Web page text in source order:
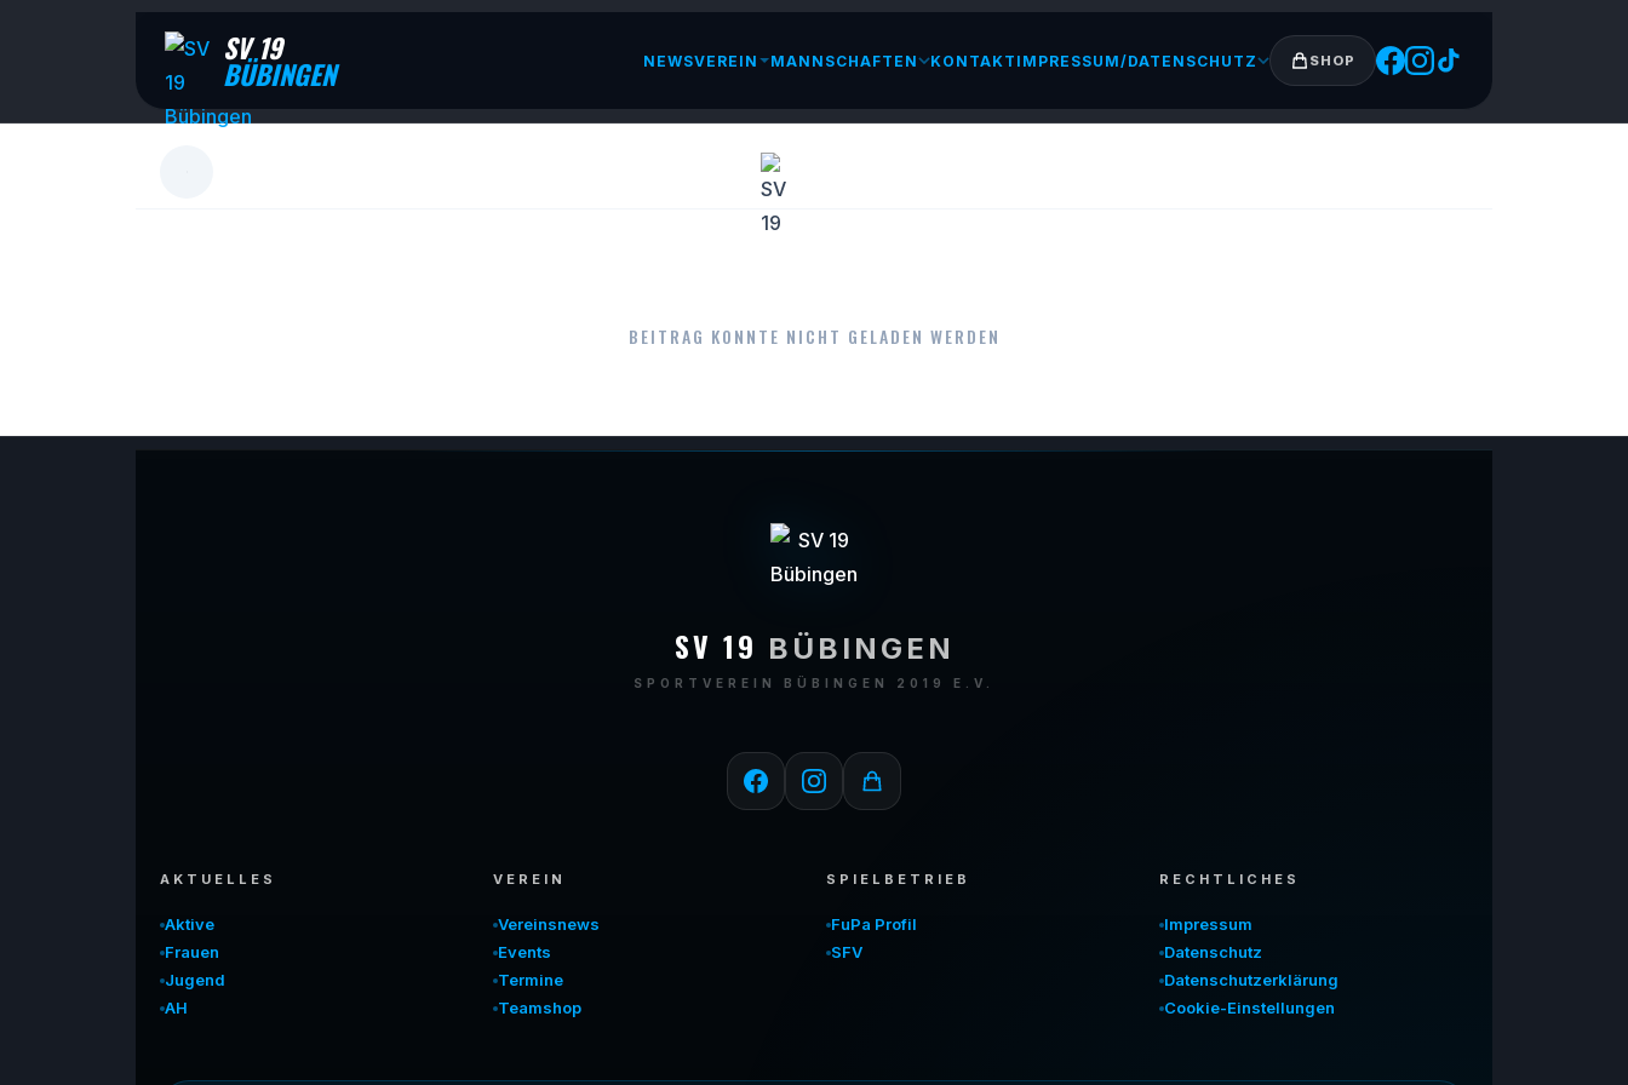
SV 19
BÜBINGEN NEWSVEREIN MANNSCHAFTEN KONTAKT IMPRESSUM/DATENSCHUTZ SHOP
BEITRAG KONNTE NICHT GELADEN WERDEN
SV 19 BÜBINGEN
SPORTVEREIN BÜBINGEN 2019 E.V.
AKTUELLES
Aktive
Frauen
Jugend
AH
VEREIN
Vereinsnews
Events
Termine
Teamshop
SPIELBETRIEB
FuPa Profil
SFV
RECHTLICHES
Impressum
Datenschutz
Datenschutzerklärung
Cookie-Einstellungen